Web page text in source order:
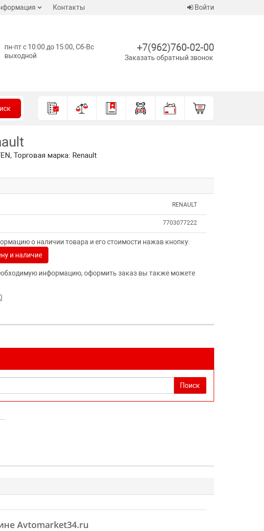
Контакты Войти
пн-пт с 10:00 до 15:00, Сб-Вс
выходной
+7(962)760-02-00
Заказать обратный звонок
Торговая марка: Renault
RENAULT
7703077222
о наличии товара и его стоимости нажав кнопку:
и наличие
информацию, оформить заказ вы также можете
Поиск
Avtomarket34.ru